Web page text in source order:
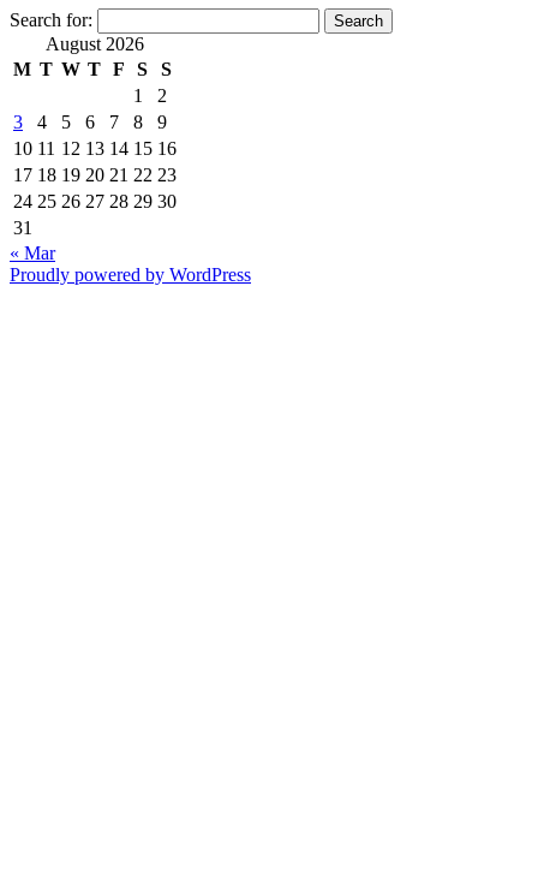
Search for:
August 2026
M T W T F S
S
1
2
3
4 5 6 7 8
9
10 11 12 13 14 15 16
17 18 19 20 21 22 23
24 25 26 27 28 29 30
31
« Mar
Proudly powered by WordPress